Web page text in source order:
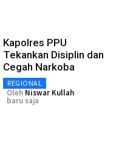
Kapolres PPU
Tekankan Disiplin dan
Cegah Narkoba
REGIONAL
Oleh Niswar Kullah
baru saja